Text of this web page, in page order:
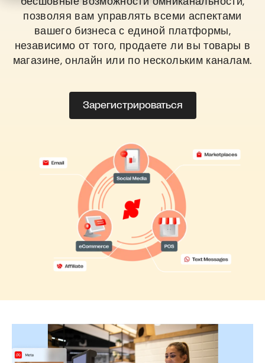
позволяя вам управлять всеми аспектами
вашего бизнеса с единой платформы,
независимо от того, продаете ли вы товары в
магазине, онлайн или по нескольким каналам.
Зарегистрироваться